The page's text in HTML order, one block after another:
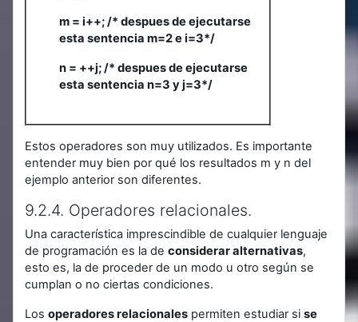
m = i++; /* despues de ejecutarse
esta sentencia m=2 e i=3*/
n = ++j; /* despues de ejecutarse
esta sentencia n=3 y j=3*/
Estos operadores son muy utilizados. Es importante
entender muy bien por qué los resultados m y n del
ejemplo anterior son diferentes.
9.2.4. Operadores relacionales.
Una característica imprescindible de cualquier lenguaje
de programación es la de considerar alternativas,
esto es, la de proceder de un modo u otro según se
cumplan o no ciertas condiciones.
Los operadores relacionales permiten estudiar si se